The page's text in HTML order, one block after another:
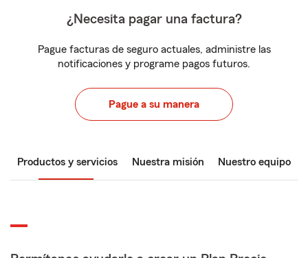
¿Necesita pagar una factura?
Pague facturas de seguro actuales, administre las
notificaciones y programe pagos futuros.
Pague a su manera
Productos y servicios Nuestra misión Nuestro equipo